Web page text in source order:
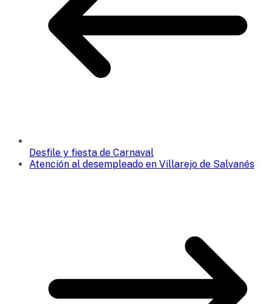
Desfile y fiesta de Carnaval
Atención al desempleado en Villarejo de Salvanés